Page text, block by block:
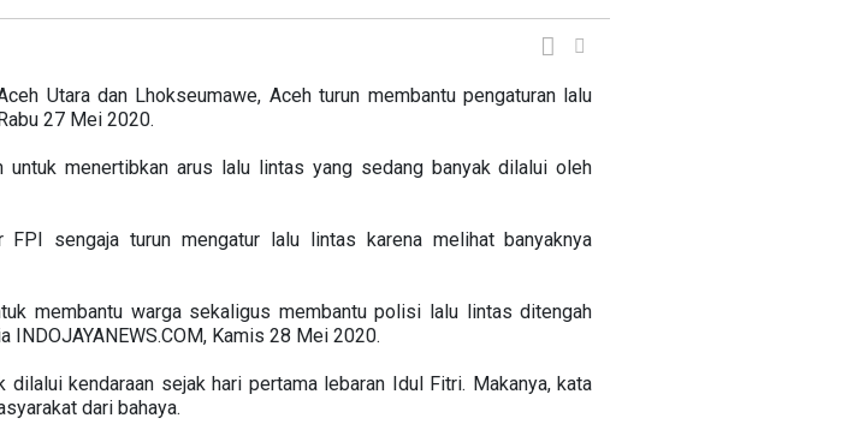
Utara dan Lhokseumawe, Aceh turun membantu pengaturan lalu
27 Mei 2020.
menertibkan arus lalu lintas yang sedang banyak dilalui oleh
sengaja turun mengatur lalu lintas karena melihat banyaknya
membantu warga sekaligus membantu polisi lalu lintas ditengah
Kamis 28 Mei 2020.
kendaraan sejak hari pertama lebaran Idul Fitri. Makanya, kata
dari bahaya.